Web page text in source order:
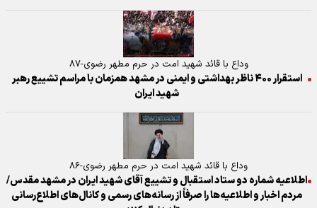
وداع با قائد شهید امت در حرم مطهر رضوی-۸۷
استقرار ۴۰۰ ناظر بهداشتی و ایمنی در مشهد همزمان با مراسم تشییع رهبر
شهید ایران
وداع با قائد شهید امت در حرم مطهر رضوی-۸۶
اطلاعیه شماره دو ستاد استقبال و تشییع آقای شهید ایران در مشهد مقدس/
مردم اخبار و اطلاعیه‌ها را صرفاً از رسانه‌های رسمی و کانال‌های اطلاع‌رسانی